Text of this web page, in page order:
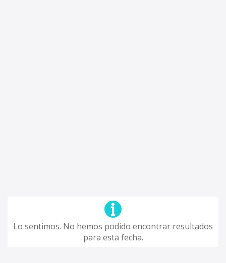
Lo sentimos. No hemos podido encontrar resultados
para esta fecha.